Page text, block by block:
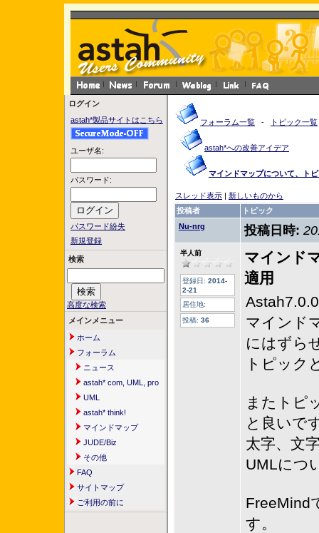
ログイン
astah*製品サイトはこちら
ユーザ名:
パスワード:
パスワード紛失
新規登録
検索
高度な検索
メインメニュー
ホーム
フォーラム
ニュース
astah* com, UML, pro
UML
astah* think!
マインドマップ
JUDE/Biz
その他
FAQ
サイトマップ
ご利用の前に
フォーラム一覧 - トピック一覧
astah*への改善アイデア
マインドマップについて、ト
スレッド表示 | 新しいものから
投稿者
トピック
Nu-nrg
投稿日時:
半人前
登録日: 2014-
2-21
居住地:
投稿: 36
マインド
適用
マインド
にはずら
トピック
またトピ
と良いで
太字、文
UMLにつ
FreeMind
す。